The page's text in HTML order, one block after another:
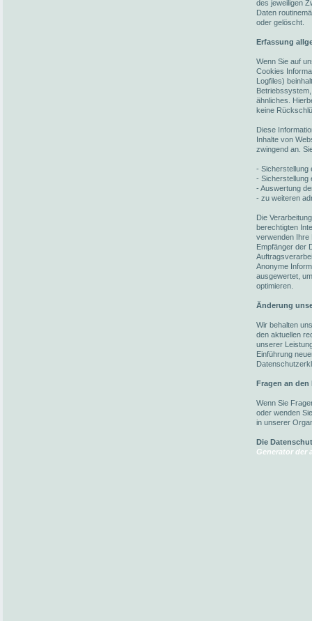
des jeweiligen
Daten
oder gelöscht.
Erfassung
Wenn Sie auf
Cookies
Logfiles)
ähnliches.
keine
Diese
Inhalte von
zwingend an.
- Sicherstellung
- Sicherstellung
- Auswertung
- zu weiteren
Die
berechtigten
verwenden Ihre
Empfänger der
Anonyme
ausgewertet,
optimieren.
Änderung
Wir behalten
den aktuellen
unserer
Einführung
Fragen an
Wenn Sie
oder wenden
in unserer
Die
Generator der